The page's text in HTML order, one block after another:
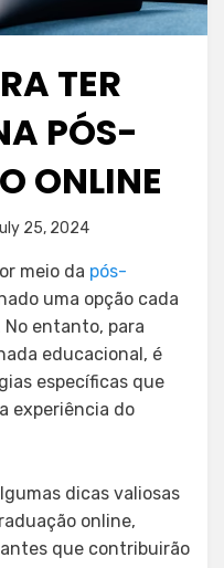
TER
PÓS-
ONLINE
25, 2024
meio da pós-
uma opção cada
No entanto, para
educacional, é
específicas que
experiência do
dicas valiosas
online,
que contribuirão